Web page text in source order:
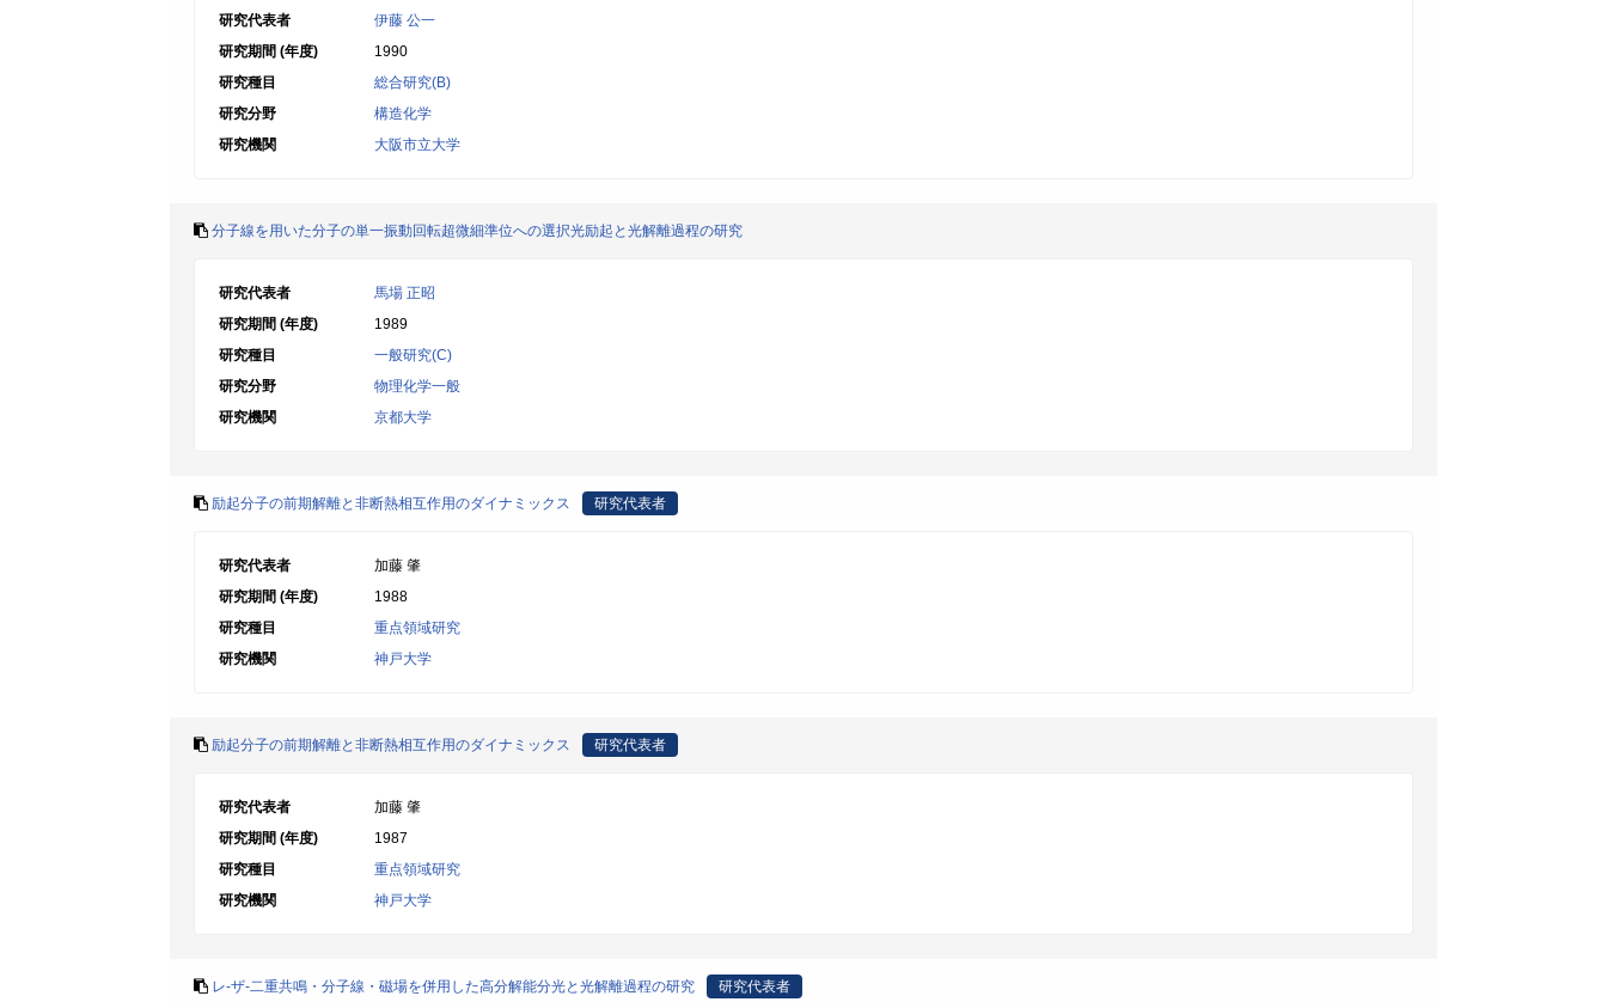
研究代表者
伊藤 公一
研究期間 (年度)
1990
研究種目
総合研究(B)
研究分野
構造化学
研究機関
大阪市立大学
分子線を用いた分子の単一振動回転超微細準位への選択光励起と光解離過程の研究
研究代表者
馬場 正昭
研究期間 (年度)
1989
研究種目
一般研究(C)
研究分野
物理化学一般
研究機関
京都大学
励起分子の前期解離と非断熱相互作用のダイナミックス 研究代表者
研究代表者
加藤 肇
研究期間 (年度)
1988
研究種目
重点領域研究
研究機関
神戸大学
励起分子の前期解離と非断熱相互作用のダイナミックス 研究代表者
研究代表者
加藤 肇
研究期間 (年度)
1987
研究種目
重点領域研究
研究機関
神戸大学
レ-ザ-二重共鳴・分子線・磁場を併用した高分解能分光と光解離過程の研究 研究代表者